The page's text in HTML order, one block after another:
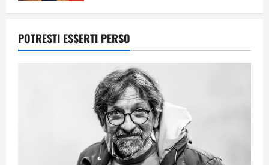
Majorana-Maitani al Festival
dell’Innovazione Scolastica
23 Giugno 2026
Il futuro ha ancora bisogno di noi?
14 Giugno 2026
POTRESTI ESSERTI PERSO